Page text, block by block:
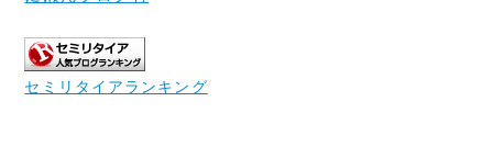
セミリタイアランキング